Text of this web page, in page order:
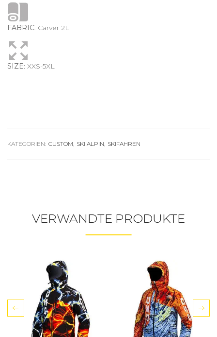
FABRIC: Carver 2L
SIZE: XXS-5XL
KATEGORIEN: CUSTOM, SKI ALPIN, SKIFAHREN
VERWANDTE PRODUKTE